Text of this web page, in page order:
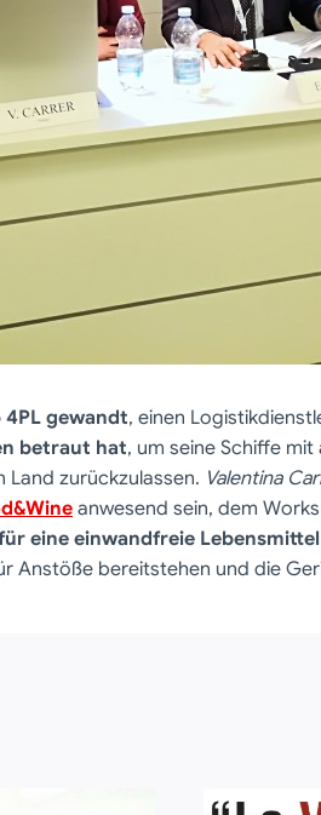
4PL gewandt, einen
betraut hat, um seine Schiffe
Land zurückzulassen. Valentina
anwesend sein, dem
eine einwandfreie
Anstöße bereitstehen und die